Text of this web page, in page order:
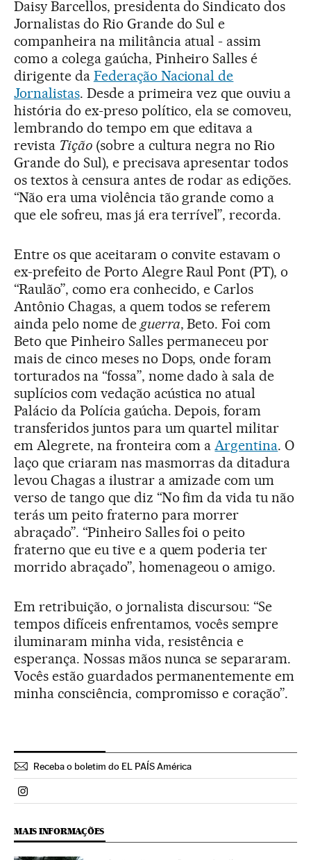
Daisy Barcellos, presidenta do Sindicato dos
Jornalistas do Rio Grande do Sul e
companheira na militância atual - assim
como a colega gaúcha, Pinheiro Salles é
dirigente da Federação Nacional de
Jornalistas. Desde a primeira vez que ouviu a
história do ex-preso político, ela se comoveu,
lembrando do tempo em que editava a
revista Tição(sobre a cultura negra no Rio
Grande do Sul), e precisava apresentar todos
os textos à censura antes de rodar as edições.
“Não era uma violência tão grande como a
que ele sofreu, mas já era terrível”, recorda.
Entre os que aceitaram o convite estavam o
ex-prefeito de Porto Alegre Raul Pont (PT), o
“Raulão”, como era conhecido, e Carlos
Antônio Chagas, a quem todos se referem
ainda pelo nome de guerra, Beto. Foi com
Beto que Pinheiro Salles permaneceu por
mais de cinco meses no Dops, onde foram
torturados na “fossa”, nome dado à sala de
suplícios com vedação acústica no atual
Palácio da Polícia gaúcha. Depois, foram
transferidos juntos para um quartel militar
em Alegrete, na fronteira com aArgentina. O
laço que criaram nas masmorras da ditadura
levou Chagas a ilustrar a amizade com um
verso de tango que diz “No fim da vida tu não
terás um peito fraterno para morrer
abraçado”. “Pinheiro Salles foi o peito
fraterno que eu tive e a quem poderia ter
morrido abraçado”, homenageou o amigo.
Em retribuição, o jornalista discursou: “Se
tempos difíceis enfrentamos, vocês sempre
iluminaram minha vida, resistência e
esperança. Nossas mãos nunca se separaram.
Vocês estão guardados permanentemente em
minha consciência, compromisso e coração”.
Receba o boletim do EL PAÍS América
Politica El País Brasil en Instagram
MAIS INFORMAÇÕES